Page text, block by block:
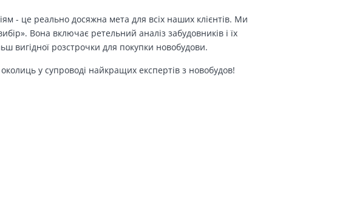
- це реально досяжна мета для всіх наших клієнтів. Ми
Вона включає ретельний аналіз забудовників і їх
вигідної розстрочки для покупки новобудови.
у супроводі найкращих експертів з новобудов!